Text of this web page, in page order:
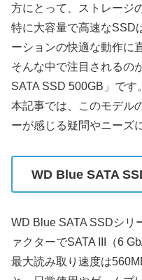
方にとって、ストレージ
特に大容量で高速なSSD
ーションの快適な動作に
そんな中で注目されるの
SATA SSD 500GB」です。
本記事では、このモデル
ーが感じる疑問やニーズ
WD Blue SATA
WD Blue SATA SSDシリ
ァクターでSATA III（6
最大読み取り速度は